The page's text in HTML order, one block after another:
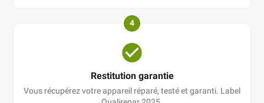
4
Restitution garantie
Vous récupérez votre appareil réparé, testé et garanti. Label